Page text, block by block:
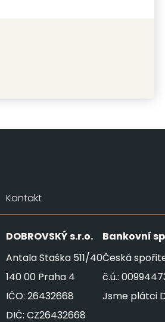
Kontakt
DOBROVSKÝs.r.o.
Antala Staška 511/40
140 00 Praha 4
IČO: 26432668
DIČ: CZ26432668
Bankovní
Česká
č.ú.:
Jsme plátci